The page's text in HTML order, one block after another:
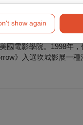
show again
國電影學院。1998年
》入選坎城影展一